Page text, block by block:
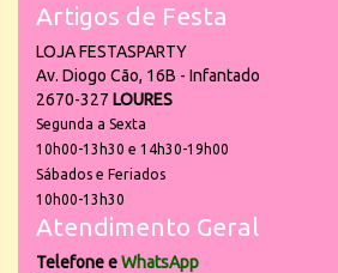
Artigos de Festa
LOJA FESTASPARTY
Av. Diogo Cão, 16B - Infantado
2670-327 LOURES
Segunda a Sexta
10h00-13h30 e 14h30-19h00
Sábados e Feriados
10h00-13h30
Atendimento Geral
Telefone eWhatsApp